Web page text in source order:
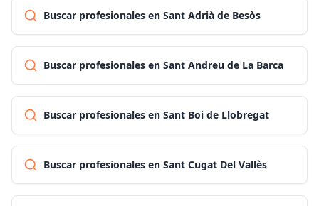
Buscar profesionales en Sant Adrià de Besòs
Buscar profesionales en Sant Andreu de La Barca
Buscar profesionales en Sant Boi de Llobregat
Buscar profesionales en Sant Cugat Del Vallès